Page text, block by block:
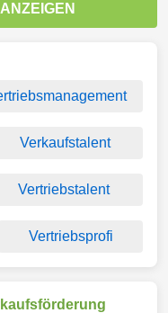
Verkaufstalent
Vertriebstalent
Vertriebsprofi